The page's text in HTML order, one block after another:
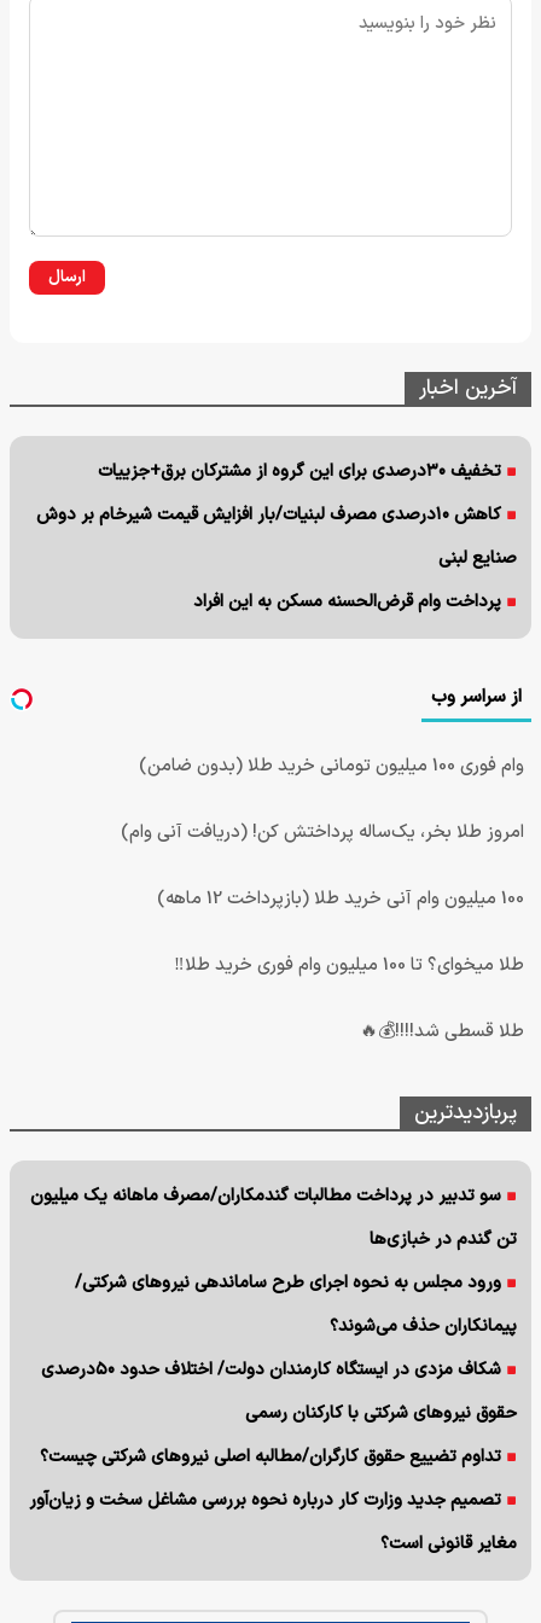
ارسال
آخرین اخبار
تخفیف ۳۰درصدی برای این گروه از مشترکان برق+جزییات
کاهش ۱۰درصدی مصرف لبنیات/بار افزایش قیمت شیرخام بر دوش
صنایع لبنی
پرداخت وام قرض‌الحسنه مسکن به این افراد
از سراسر وب
وام فوری 100 میلیون تومانی خرید طلا (بدون ضامن)
امروز طلا بخر، یک‌ساله پرداختش کن! (دریافت آنی وام)
100 میلیون وام آنی خرید طلا (بازپرداخت 12 ماهه)
طلا میخوای؟ تا 100 میلیون وام فوری خرید طلا‼️
طلا قسطی شد!!!!💰🔥
پربازدیدترین
سو تدبیر در پرداخت مطالبات گندمکاران/مصرف ماهانه یک میلیون
تن گندم در خبازی‌ها
ورود مجلس به نحوه اجرای طرح ساماندهی نیروهای شرکتی/
پیمانکاران حذف می‌شوند؟
شکاف مزدی در ایستگاه کارمندان دولت/ اختلاف حدود ۵۰درصدی
حقوق نیروهای شرکتی با کارکنان رسمی
تداوم تضییع حقوق کارگران/مطالبه اصلی نیروهای شرکتی چیست؟
تصمیم جدید وزارت کار درباره نحوه بررسی مشاغل سخت و زیان‌آور
مغایر قانونی است؟